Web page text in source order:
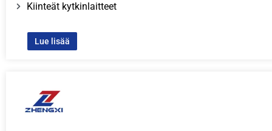
Kiinteät kytkinlaitteet
Lue lisää